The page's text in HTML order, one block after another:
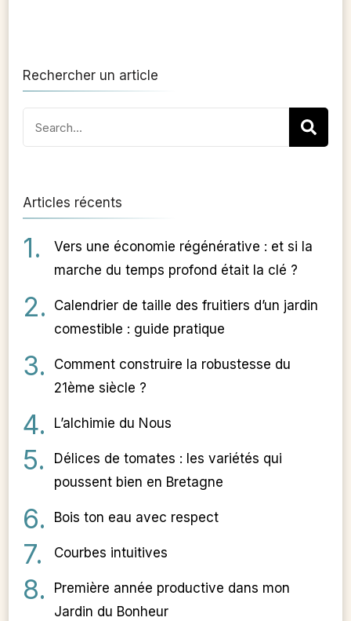
Rechercher un article
for:
Articles récents
Vers une économie régénérative : et si la
marche du temps profond était la clé ?
Calendrier de taille des fruitiers d’un jardin
comestible : guide pratique
Comment construire la robustesse du
21ème siècle ?
L’alchimie du Nous
Délices de tomates : les variétés qui
poussent bien en Bretagne
Bois ton eau avec respect
Courbes intuitives
Première année productive dans mon
Jardin du Bonheur